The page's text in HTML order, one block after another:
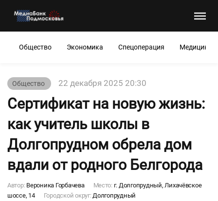
Общество Экономика Спецоперация Медицина
Общество 22 декабря 2025 20:30
Сертификат на новую жизнь:
как учитель школы в
Долгопрудном обрела дом
вдали от родного Белгорода
Автор: Вероника Горбачева Место: г. Долгопрудный, Лихачёвское
шоссе, 14
Городской округ:Долгопрудный